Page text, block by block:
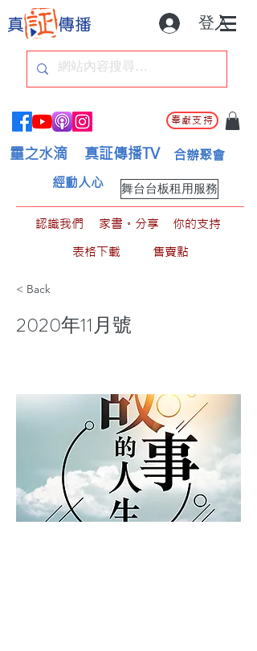
登入
奉獻支持
靈之水滴 真証傳播TV 合辦聚會
舞台台板租用服務
經動人心
認識我們 家書。分享
你的支持
表格下載
售賣點
< Back
2020年11月號